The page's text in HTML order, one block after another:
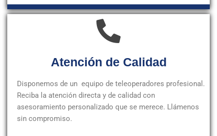
Atención de Calidad
Disponemos de un equipo de teleoperadores profesional.
Reciba la atención directa y de calidad con
asesoramiento personalizado que se merece. Llámenos
sin compromiso.